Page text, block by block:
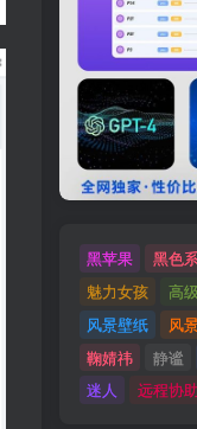
黑苹果 黑色
魅力女孩
高级
风景壁纸
风
鞠婧祎
静谧
迷人
远程协助